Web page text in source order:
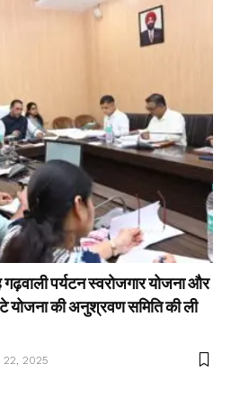
गढ़वाली पर्यटन स्वरोजगार योजना और
योजना की अनुश्रवण समिति की ली
22, 2025